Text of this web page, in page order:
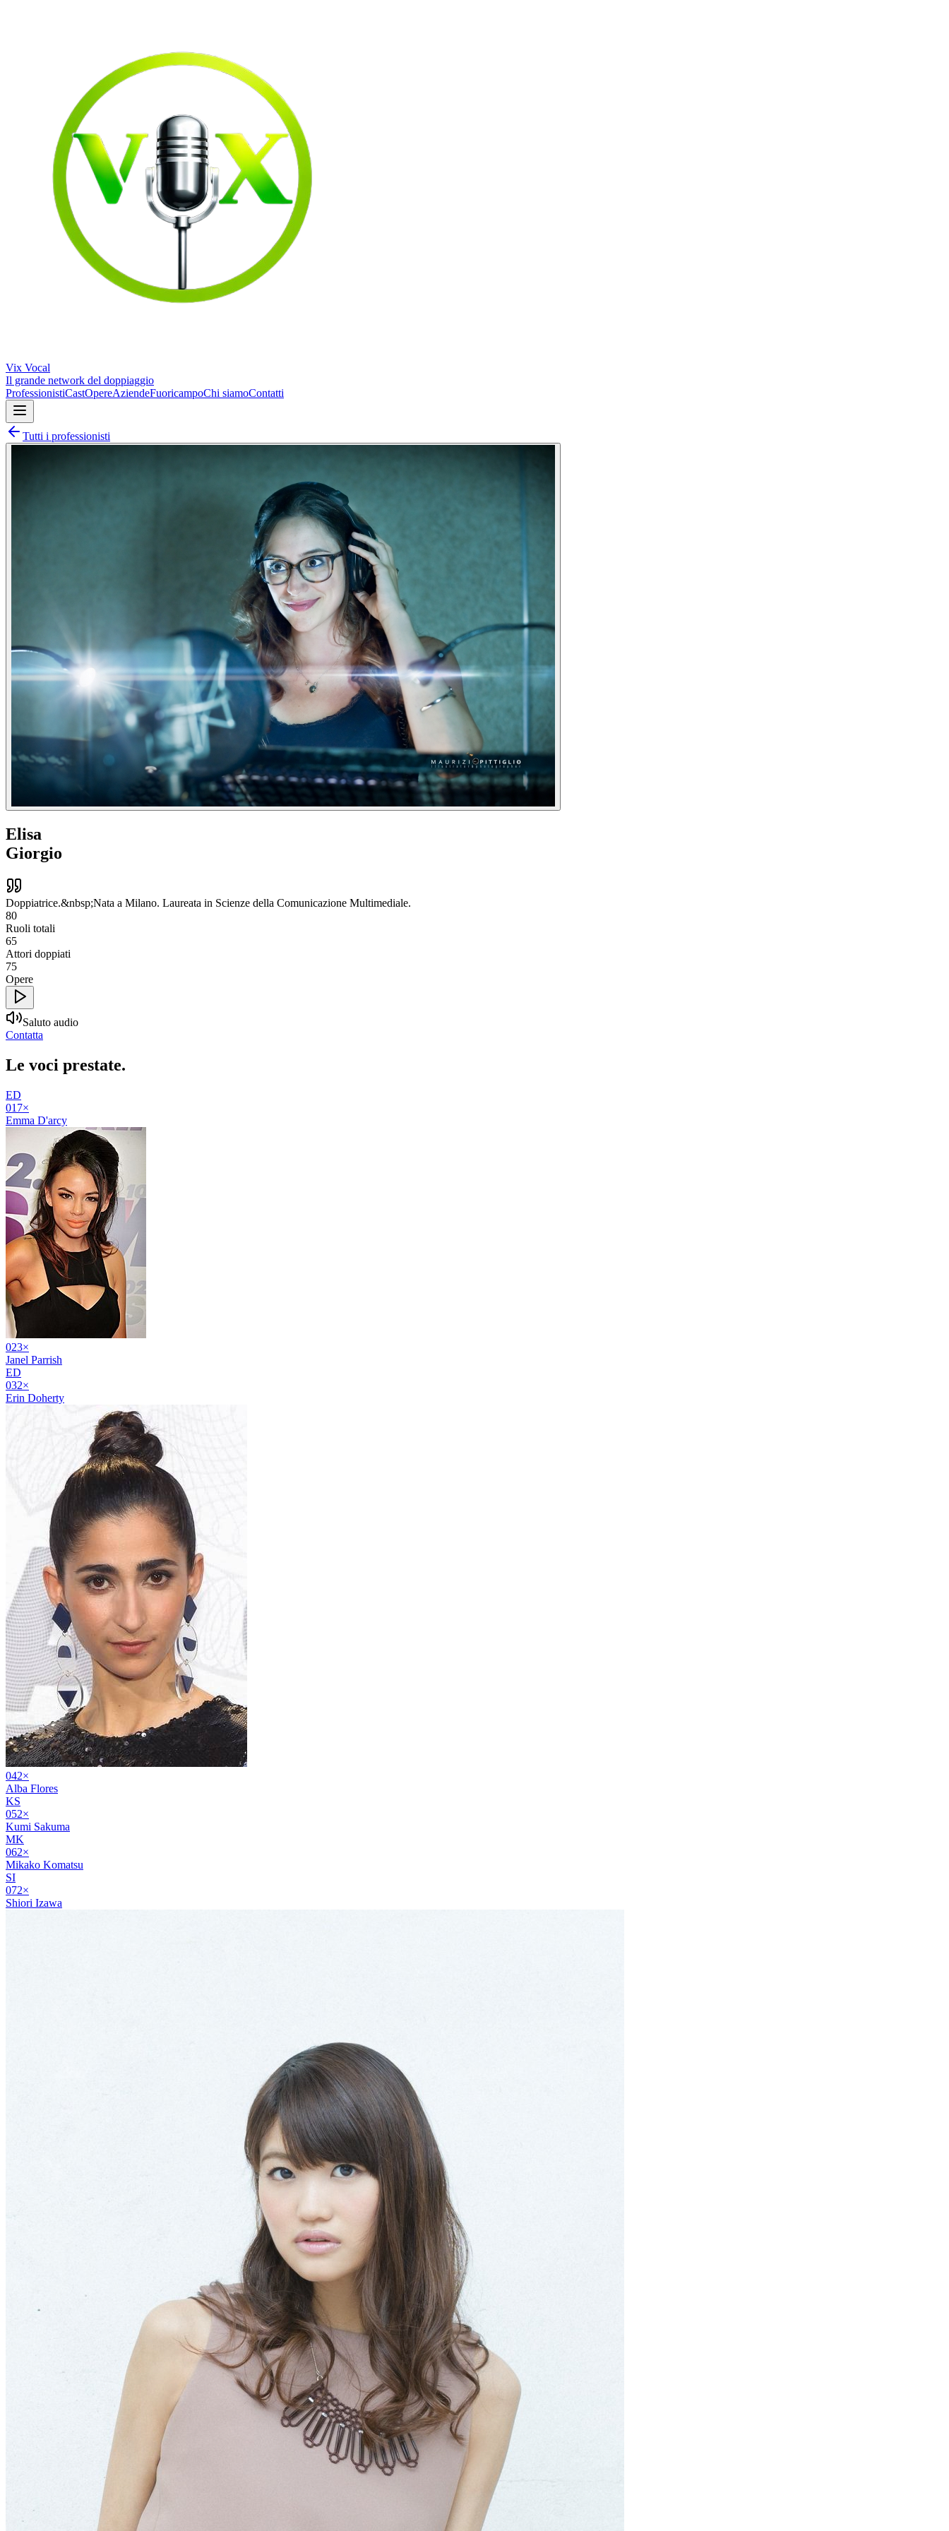
Vix Vocal
Il grande network del doppiaggio
ProfessionistiCastOpereAziendeFuoricampoChi siamoContatti
Tutti i professionisti
Elisa
Giorgio
Doppiatrice.&nbsp;Nata a Milano. Laureata in Scienze della Comunicazione Multimediale.
80
Ruoli totali
65
Attori doppiati
75
Opere
Saluto audio
Contatta
Le voci prestate.
ED
01 7×
Emma D'arcy
023×
Janel Parrish
ED
032×
Erin Doherty
042×
Alba Flores
KS
052×
Kumi Sakuma
MK
062×
Mikako Komatsu
SI
072×
Shiori Izawa